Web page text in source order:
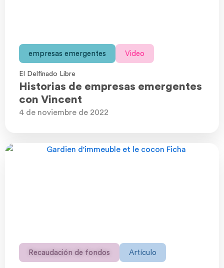
empresas emergentes Video
El Delfinado Libre
Historias de empresas emergentes
con Vincent
4 de noviembre de 2022
Recaudación de fondos Artículo